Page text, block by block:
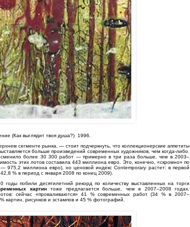
(Как выглядит твоя душа?) 1996.
сегменте рынка, — стоит подчеркнуть, что коллекционерские аппетиты
больше произведений современных художников, чем когда-либо.
более 30 300 работ — примерно в три раза больше, чем в 2003–
этих лотов составила 443 миллиона евро. Это, конечно, «скромно» по
миллиона евро), но ценовой индекс Contemporary растет: в первой
% в период с января 2008 по конец 2009).
побили десятилетний рекорд по количеству выставленных на торги
картинтоже предлагается больше, чем в 2007–2008 годах,
сейчас «проваливаются» 41 % современных работ (34 % в 2007–
картин, рисунков и эстампов и 45 % фотографий.